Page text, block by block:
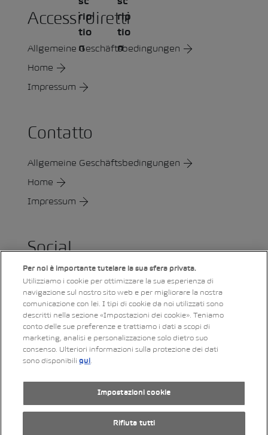
Accessi diretti
Allgemeine Geschäftsbedingungen
Home
Impressum
Contatto
Allgemeine Geschäftsbedingungen
Home
Impressum
Social
LinkedIn
XingTwitterYouTube
Instagram
Impressum
Informativa sulla protezione dei dati
by Web­sa­mu­rai AG
Per noi è importante tutelare la sua sfera privata.
Utilizziamo i cookie per ottimizzare la sua esperienza di
navigazione sul nostro sito web e per migliorare la nostra
comunicazione con lei. I tipi di cookie da noi utilizzati sono
descritti nella sezione «Impostazioni dei cookie». Teniamo
conto delle sue preferenze e trattiamo i dati a scopi di
marketing, analisi e personalizzazione solo dietro suo
consenso. Ulteriori informazioni sulla protezione dei dati
sono disponibiliqui.
Impostazioni cookie
Rifiuta tutti